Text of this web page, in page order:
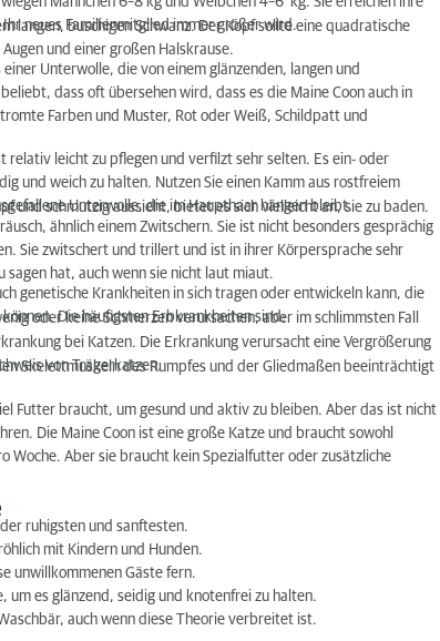
neues Familienmitglied immer größer wird.
langen, buschigen Schwanz. Der Kopf sollte eine quadratische
und einer großen Halskrause.
Unterwolle, die von einem glänzenden, langen und
dass oft übersehen wird, dass es die Maine Coon auch in
Farben und Muster, Rot oder Weiß, Schildpatt und
relativ leicht zu pflegen und verfilzt sehr selten. Es ein- oder
und weich zu halten. Nutzen Sie einen Kamm aus rostfreiem
Unterwolle, die im Haupthaar hängen bleibt.
und schmutzig aussieht, bietet es sich vielleicht an, sie zu baden.
ähnlich einem Zwitschern. Sie ist nicht besonders gesprächig
Sie zwitschert und trillert und ist in ihrer Körpersprache sehr
sagen hat, auch wenn sie nicht laut miaut.
genetische Krankheiten in sich tragen oder entwickeln kann, die
Die häufigsten Erbkrankheiten sind:
oder keine Schmerzen verursachen, aber im schlimmsten Fall
bei Katzen. Die Erkrankung verursacht eine Vergrößerung
von Trägerkatzen.
Skelettmuskeln des Rumpfes und der Gliedmaßen beeinträchtigt
Futter braucht, um gesund und aktiv zu bleiben. Aber das ist nicht
Die Maine Coon ist eine große Katze und braucht sowohl
Woche. Aber sie braucht kein Spezialfutter oder zusätzliche
ruhigsten und sanftesten.
mit Kindern und Hunden.
unwillkommenen Gäste fern.
um es glänzend, seidig und knotenfrei zu halten.
auch wenn diese Theorie verbreitet ist.